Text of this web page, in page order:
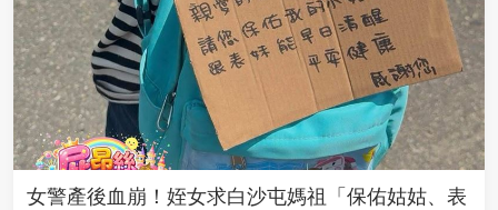
女警產後血崩！姪女求白沙屯媽祖「保佑姑姑、表